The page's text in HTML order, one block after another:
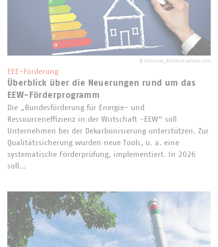
© Coloures_Pic/stock.adobe.com
EEE-Förderung
Überblick über die Neuerungen rund um das
EEW-Förderprogramm
Die „Bundesförderung für Energie- und
Ressourceneffizienz in der Wirtschaft -EEW“ soll
Unternehmen bei der Dekarbonisierung unterstützen. Zur
Qualitätssicherung wurden neue Tools, u. a. eine
systematische Förderprüfung, implementiert. In 2026
soll…